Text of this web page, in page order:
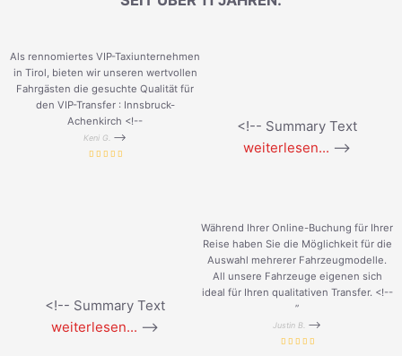
Als rennomiertes VIP-Taxiunternehmen
in Tirol, bieten wir unseren wertvollen
Fahrgästen die gesuchte Qualität für
den VIP-Transfer : Innsbruck-
Achenkirch <!--
Keni G. -->
<!-- Summary Text
weiterlesen... -->
<!-- Summary Text
weiterlesen... -->
Während Ihrer Online-Buchung für Ihrer
Reise haben Sie die Möglichkeit für die
Auswahl mehrerer Fahrzeugmodelle.
All unsere Fahrzeuge eigenen sich
ideal für Ihren qualitativen Transfer. <!--
”
Justin B. -->